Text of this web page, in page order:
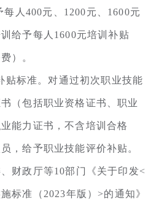
每人400元、1200元、1600元
给予每人1600元培训补贴
）。
贴标准。对通过初次职业技能
（包括职业资格证书、职业
能力证书，不含培训合格
，给予职业技能评价补贴。
财政厅等10部门《关于印发<
标准（2023年版）>的通知》